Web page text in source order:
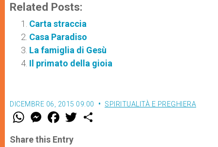
Related Posts:
Carta straccia
Casa Paradiso
La famiglia di Gesù
Il primato della gioia
DICEMBRE 06, 2015 09:00 SPIRITUALITÀ E PREGHIERA
W
t
s
M
e
s
e
F
a
e
b
w
Share this Entry